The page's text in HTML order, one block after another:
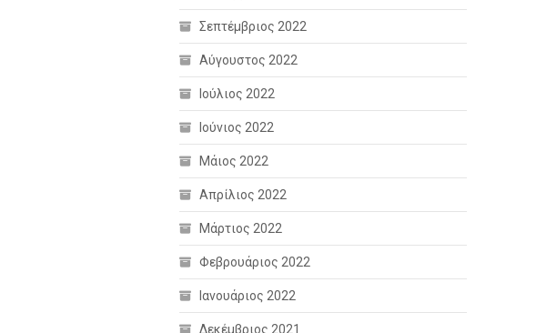
Σεπτέμβριος 2022
Αύγουστος 2022
Ιούλιος 2022
Ιούνιος 2022
Μάιος 2022
Απρίλιος 2022
Μάρτιος 2022
Φεβρουάριος 2022
Ιανουάριος 2022
Δεκέμβριος 2021